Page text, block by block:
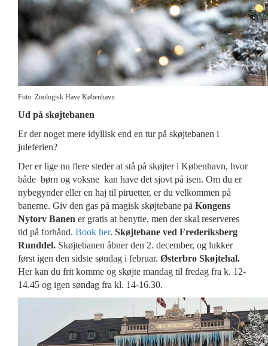
Foto: Zoologisk Have København
Ud på skøjtebanen
Er der noget mere idyllisk end en tur på skøjtebanen i
juleferien?
Der er lige nu flere steder at stå på skøjter i København, hvor
både børn og voksne kan have det sjovt på isen. Om du er
nybegynder eller en haj til piruetter, er du velkommen på
banerne. Giv den gas på magisk skøjtebane på Kongens
Nytorv Banen er gratis at benytte, men der skal reserveres
tid på forhånd. Book her. Skøjtebane ved Frederiksberg
Runddel. Skøjtebanen åbner den 2. december, og lukker
først igen den sidste søndag i februar. Østerbro Skøjtehal.
Her kan du frit komme og skøjte mandag til fredag fra k. 12-
14.45 og igen søndag fra kl. 14-16.30.